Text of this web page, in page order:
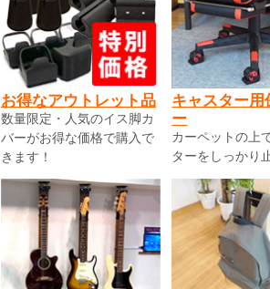
お得なアウトレット品
数量限定・人気のイス脚カ
バーがお得な価格で購入で
きます！
キャスター用
ー
カーペットの上
ターをしっかり